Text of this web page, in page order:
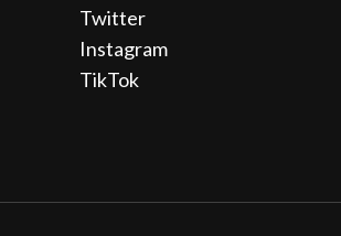
Twitter
Instagram
TikTok